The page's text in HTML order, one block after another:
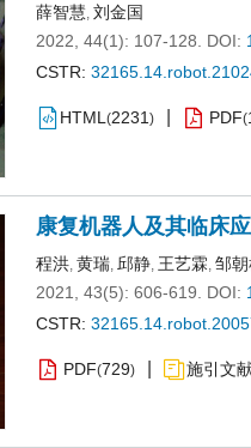
薛智慧, 刘金国
2022, 44(1): 107-128.
DOI:
CSTR:
HTML (2231 ) PDF(
康复机器人及其临床
程洪, 黄瑞, 邱静, 王艺霖, 邹
2021, 43(5): 606-619.
DOI:
CSTR:
PDF(729) 施引文